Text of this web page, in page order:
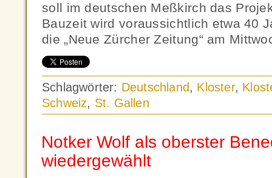
soll im deutschen Meßkirch das
Bauzeit wird voraussichtlich etwa 40
die „Neue Zürcher Zeitung“ am
Schlagwörter: Deutschland, Kloster,
Schweiz, St. Gallen
Notker Wolf als oberster
wiedergewählt